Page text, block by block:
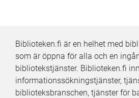
Biblioteken.fi är en helhet med
som är öppna för alla och en
bibliotekstjänster. Biblioteken.fi
informationssökningstjänster,
biblioteksbranschen, tjänster för